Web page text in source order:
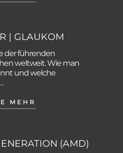
| GLAUKOM
der führenden
weltweit. Wie man
und welche
MEHR
(AMD)